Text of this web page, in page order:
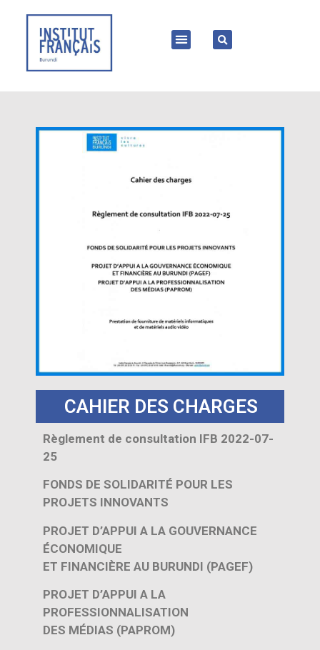
CAHIER DES CHARGES
Règlement de consultation IFB 2022-07-
25
FONDS DE SOLIDARITÉ POUR LES
PROJETS INNOVANTS
PROJET D’APPUI A LA GOUVERNANCE
ÉCONOMIQUE
ET FINANCIÈRE AU BURUNDI (PAGEF)
PROJET D’APPUI A LA
PROFESSIONNALISATION
DES MÉDIAS (PAPROM)